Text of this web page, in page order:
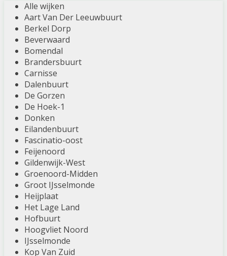
Alle wijken
Aart Van Der Leeuwbuurt
Berkel Dorp
Beverwaard
Bomendal
Brandersbuurt
Carnisse
Dalenbuurt
De Gorzen
De Hoek-1
Donken
Eilandenbuurt
Fascinatio-oost
Feijenoord
Gildenwijk-West
Groenoord-Midden
Groot IJsselmonde
Heijplaat
Het Lage Land
Hofbuurt
Hoogvliet Noord
IJsselmonde
Kop Van Zuid